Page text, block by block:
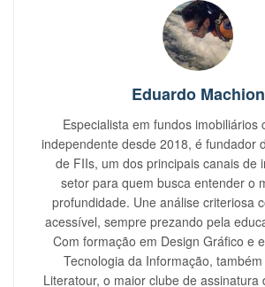
Eduardo Machion
Especialista em fundos imobiliários
independente desde 2018, é fundador
de FIIs, um dos principais canais de
setor para quem busca entender o
profundidade. Une análise criteriosa
acessível, sempre prezando pela
Com formação em Design Gráfico e
Tecnologia da Informação,
Literatour, o maior clube de assinatura